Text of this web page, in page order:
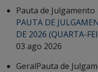
Pauta de Julgamento
PAUTA DE
DE 2026 (QUARTA-
03 ago 2026
GeralPauta de